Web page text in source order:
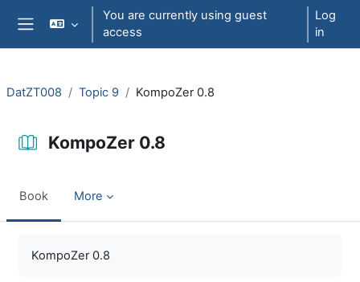
Skip to main content
You are currently using guest
access
Log
in
DatZT008 Topic 9 KompoZer 0.8
KompoZer 0.8
Book More
KompoZer 0.8